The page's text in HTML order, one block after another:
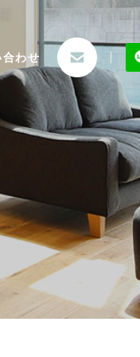
わせ